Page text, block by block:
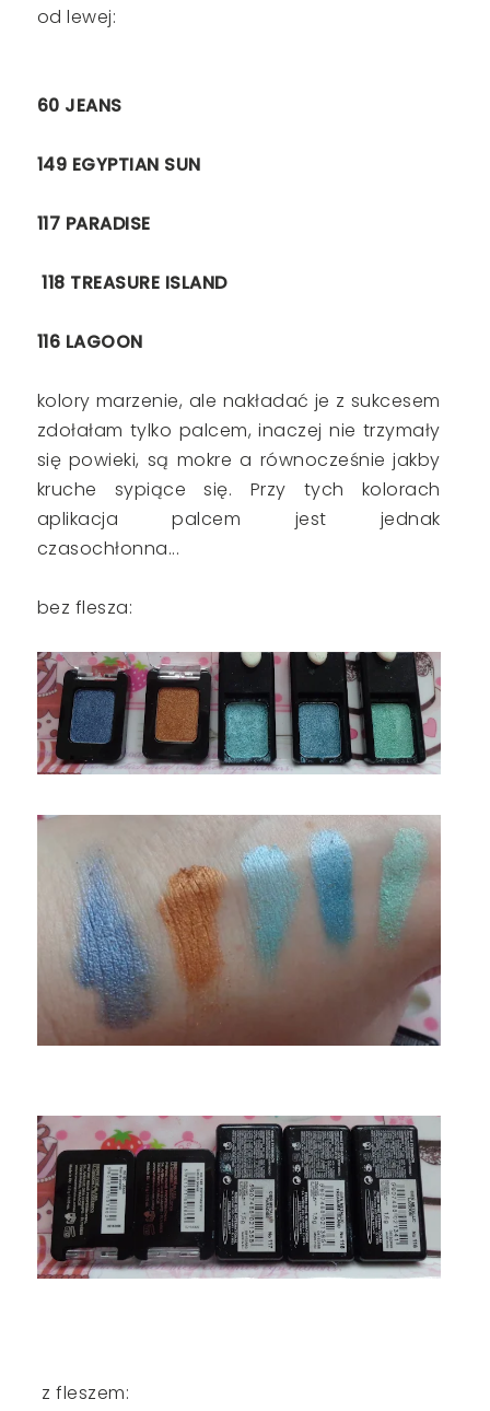
od lewej:
60 JEANS
149 EGYPTIAN SUN
117 PARADISE
118 TREASURE ISLAND
116 LAGOON
kolory marzenie, ale nakładać je z sukcesem
zdołałam tylko palcem, inaczej nie trzymały
się powieki, są mokre a równocześnie jakby
kruche sypiące się. Przy tych kolorach
aplikacja palcem jest jednak
czasochłonna...
bez flesza:
z fleszem: